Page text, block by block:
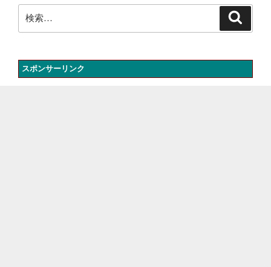
ン
索:
スポンサーリンク